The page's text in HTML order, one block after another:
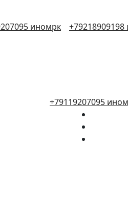
иномрк
+79119207095